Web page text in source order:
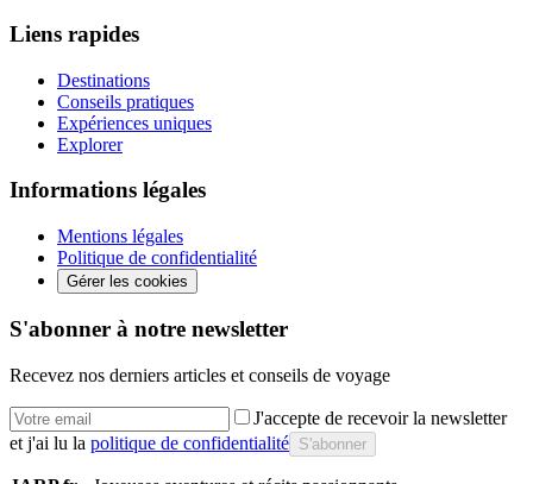
Liens rapides
Destinations
Conseils pratiques
Expériences uniques
Explorer
Informations légales
Mentions légales
Politique de confidentialité
Gérer les cookies
S'abonner à notre newsletter
Recevez nos derniers articles et conseils de voyage
J'accepte de recevoir la newsletter
et j'ai lu la politique de confidentialité S'abonner